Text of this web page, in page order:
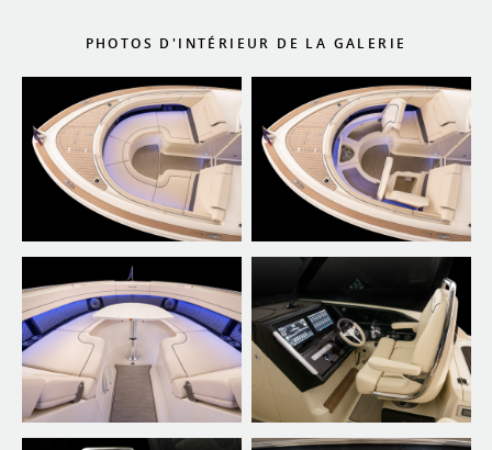
PHOTOS D'INTÉRIEUR DE LA GALERIE